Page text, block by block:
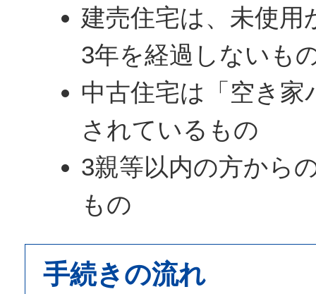
建売住宅は、未使用
3年を経過しないも
中古住宅は「空き家
されているもの
3親等以内の方から
もの
手続きの流れ